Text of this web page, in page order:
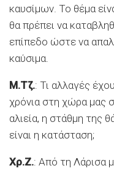
καυσίμων. Το θέμα
θα πρέπει να
επίπεδο ώστε να
καύσιμα.
Μ.Τζ.: Τι αλλαγές
χρόνια στη χώρα μας
αλιεία, η στάθμη της
είναι η κατάσταση;
Χρ.Ζ.: Από τη Λάρισα